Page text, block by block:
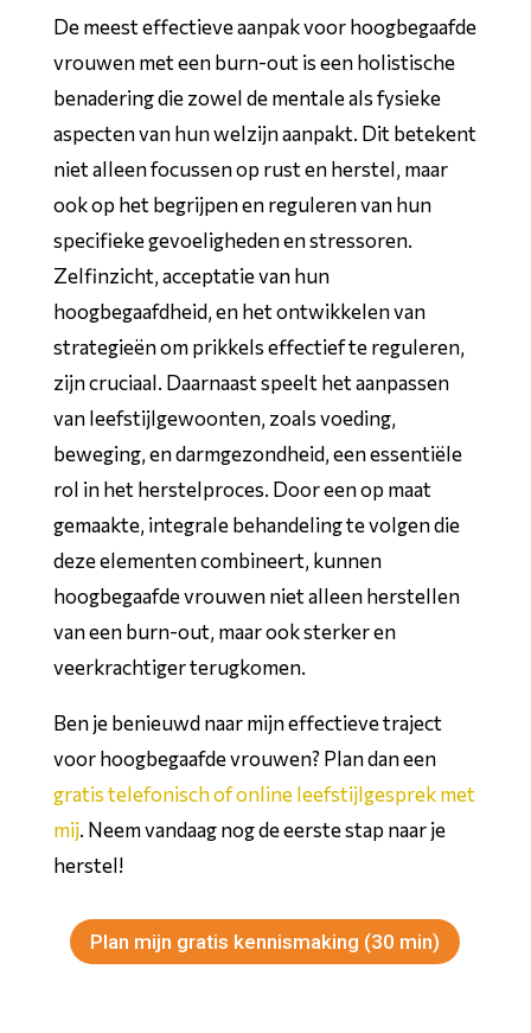
De meest effectieve aanpak voor hoogbegaafde
vrouwen met een burn-out is een holistische
benadering die zowel de mentale als fysieke
aspecten van hun welzijn aanpakt. Dit betekent
niet alleen focussen op rust en herstel, maar
ook op het begrijpen en reguleren van hun
specifieke gevoeligheden en stressoren.
Zelfinzicht, acceptatie van hun
hoogbegaafdheid, en het ontwikkelen van
strategieën om prikkels effectief te reguleren,
zijn cruciaal. Daarnaast speelt het aanpassen
van leefstijlgewoonten, zoals voeding,
beweging, en darmgezondheid, een essentiële
rol in het herstelproces. Door een op maat
gemaakte, integrale behandeling te volgen die
deze elementen combineert, kunnen
hoogbegaafde vrouwen niet alleen herstellen
van een burn-out, maar ook sterker en
veerkrachtiger terugkomen.
Ben je benieuwd naar mijn effectieve traject
voor hoogbegaafde vrouwen? Plan dan een
gratis telefonisch of online leefstijlgesprek met
mij. Neem vandaag nog de eerste stap naar je
herstel!
Plan mijn gratis kennismaking (30 min)